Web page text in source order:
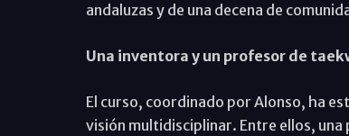
andaluzas y de una decena de
Una inventora y un profesor de
El curso, coordinado por Alonso, ha
visión multidisciplinar. Entre ellos,